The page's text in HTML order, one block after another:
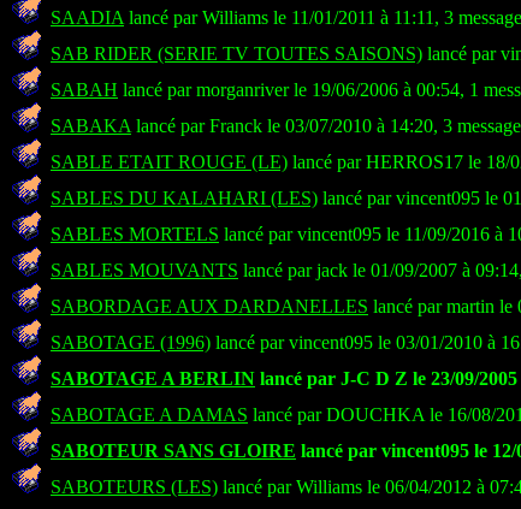
SAADIA lancé par Williams le 11/01/2011 à 11:11, 3
SAB RIDER (SERIE TV TOUTES SAISONS) lancé par
SABAH lancé par morganriver le 19/06/2006 à 00:54, 1
SABAKA lancé par Franck le 03/07/2010 à 14:20, 3
SABLE ETAIT ROUGE (LE) lancé par HERROS17 le 18/
SABLES DU KALAHARI (LES) lancé par vincent095 le
SABLES MORTELS lancé par vincent095 le 11/09/2016 à
SABLES MOUVANTS lancé par jack le 01/09/2007 à
SABORDAGE AUX DARDANELLES lancé par martin le
SABOTAGE (1996) lancé par vincent095 le 03/01/2010 à
SABOTAGE A BERLIN lancé par J-C D Z le 23/09/2005
SABOTAGE A DAMAS lancé par DOUCHKA le 16/08/
SABOTEUR SANS GLOIRE lancé par vincent095 le 12/
SABOTEURS (LES) lancé par Williams le 06/04/2012 à